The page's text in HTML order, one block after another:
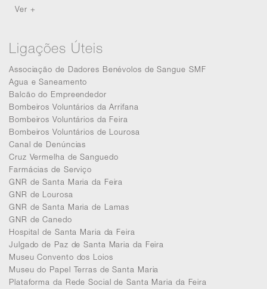
Ver +
Ligações Úteis
Associação de Dadores Benévolos de Sangue SMF
Agua e Saneamento
Balcão do Empreendedor
Bombeiros Voluntários da Arrifana
Bombeiros Voluntários da Feira
Bombeiros Voluntários de Lourosa
Canal de Denúncias
Cruz Vermelha de Sanguedo
Farmácias de Serviço
GNR de Santa Maria da Feira
GNR de Lourosa
GNR de Santa Maria de Lamas
GNR de Canedo
Hospital de Santa Maria da Feira
Julgado de Paz de Santa Maria da Feira
Museu Convento dos Loios
Museu do Papel Terras de Santa Maria
Plataforma da Rede Social de Santa Maria da Feira